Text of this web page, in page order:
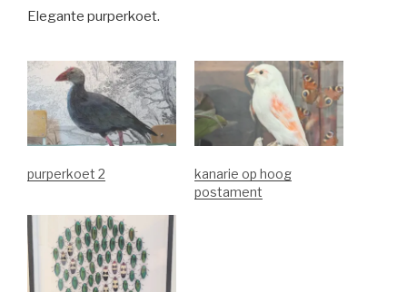
Elegante purperkoet.
purperkoet 2
kanarie op hoog
postament